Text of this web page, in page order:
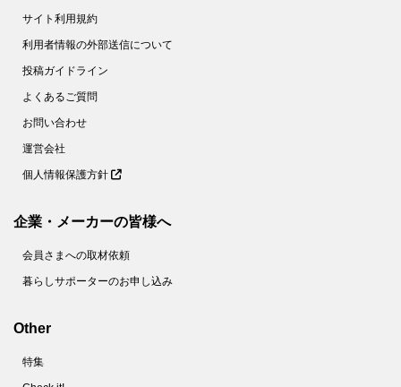
サイト利用規約
利用者情報の外部送信について
投稿ガイドライン
よくあるご質問
お問い合わせ
運営会社
個人情報保護方針
企業・メーカーの皆様へ
会員さまへの取材依頼
暮らしサポーターのお申し込み
Other
特集